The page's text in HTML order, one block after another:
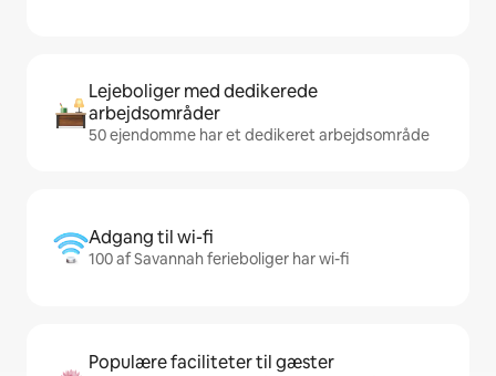
Lejeboliger med dedikerede
arbejdsområder
50 ejendomme har et dedikeret arbejdsområde
Adgang til wi-fi
100 af Savannah ferieboliger har wi-fi
Populære faciliteter til gæster